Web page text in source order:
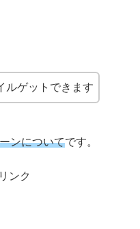
ルゲットできます
ンについてです。
ンク